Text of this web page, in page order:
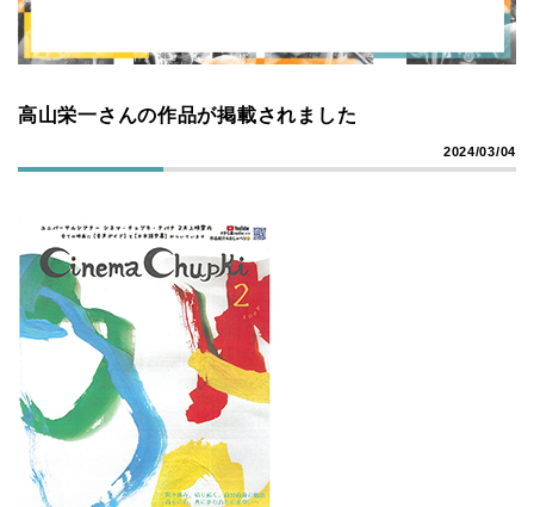
高山栄一さんの作品が掲載されました
2024/03/04